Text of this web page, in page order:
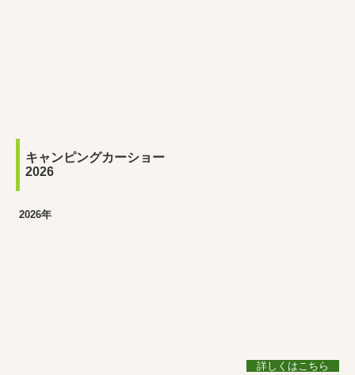
キャンピングカーショー
2026
2026年
詳しくはこちら